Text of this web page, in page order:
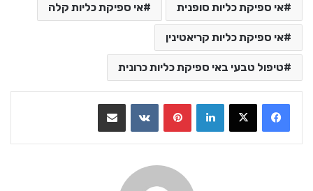
אי ספיקת כליות סופנית אי ספיקת כליות קלה
אי ספיקת כליות קריאטינין
טיפול טבעי באי ספיקת כליות כרונית
LinkedIn
VKontakte